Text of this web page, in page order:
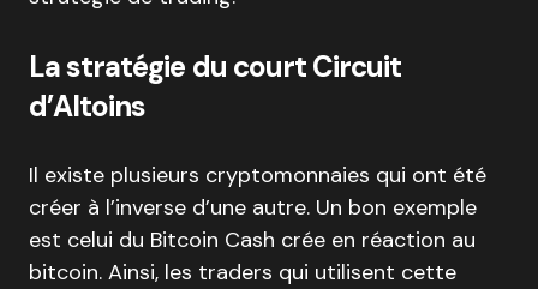
La stratégie du court Circuit
d’Altoins
Il existe plusieurs cryptomonnaies qui ont été
créer à l’inverse d’une autre. Un bon exemple
est celui du Bitcoin Cash crée en réaction au
bitcoin. Ainsi, les traders qui utilisent cette